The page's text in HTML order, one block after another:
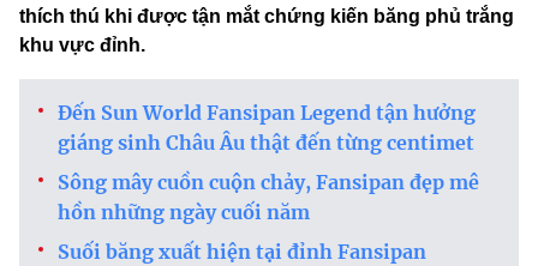
thích thú khi được tận mắt chứng kiến băng phủ trắng
khu vực đỉnh.
Đến Sun World Fansipan Legend tận hưởng
giáng sinh Châu Âu thật đến từng centimet
Sông mây cuồn cuộn chảy, Fansipan đẹp mê
hồn những ngày cuối năm
Suối băng xuất hiện tại đỉnh Fansipan